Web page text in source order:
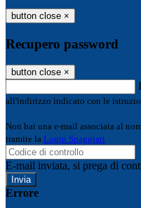
button close ×
Recupero password
button close ×
all'indirizzo indicato con le
Non hai una e-mail associata al
tramite la Login Spaggiari
E-mail inviata, si prega di
Errore